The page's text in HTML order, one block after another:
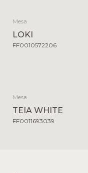
Mesa
LOKI
FF0010572206
Mesa
TEIA WHITE
FF0011693039